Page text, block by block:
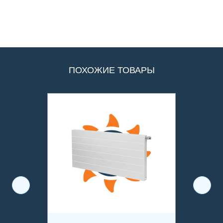
ПОХОЖИЕ ТОВАРЫ